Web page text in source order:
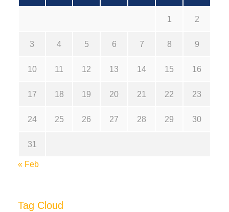
1 2
3 4 5 6 7 8 9
10 11 12 13 14 15 16
17 18 19 20 21 22 23
24 25 26 27 28 29 30
31
« Feb
Tag Cloud